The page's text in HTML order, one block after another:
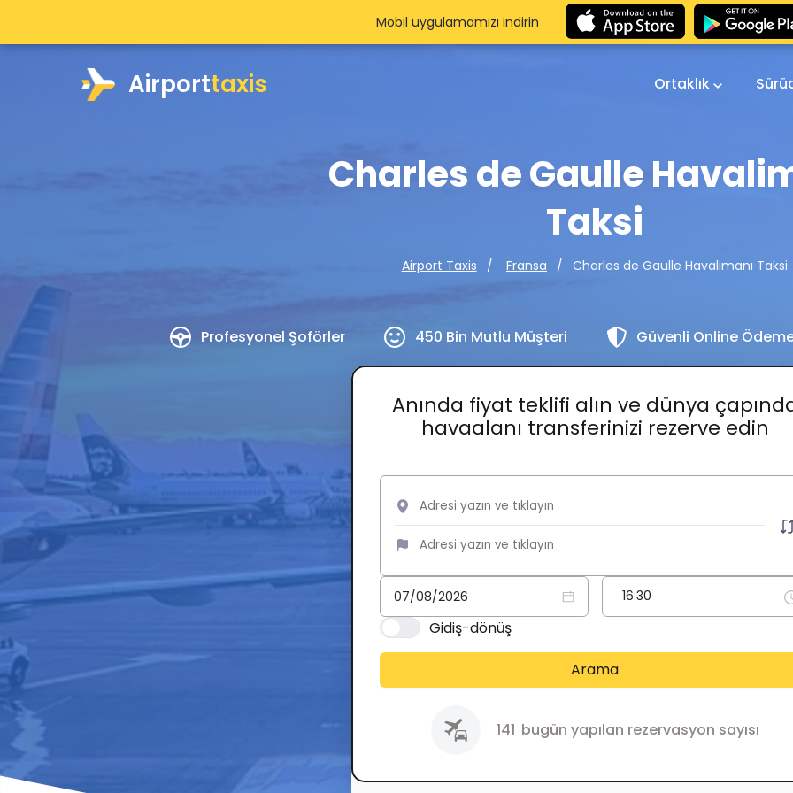
Airporttaxis Ortaklık
Charles de Gaulle
Taksi
Airport Taxis Fransa Charles de Gaulle Havalimanı Taksi
Profesyonel Şoförler 450 Bin Mutlu Müşteri Güvenli Online
Anında fiyat teklifi alın ve dünya
havaalanı transferinizi rezerve edin
Gidiş-dönüş
Arama
141 bugün yapılan rezervasyon sayısı
Mobil uygulamamızı indirin